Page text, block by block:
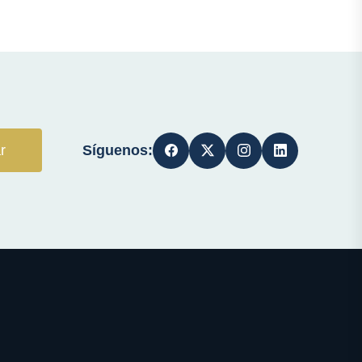
Síguenos: